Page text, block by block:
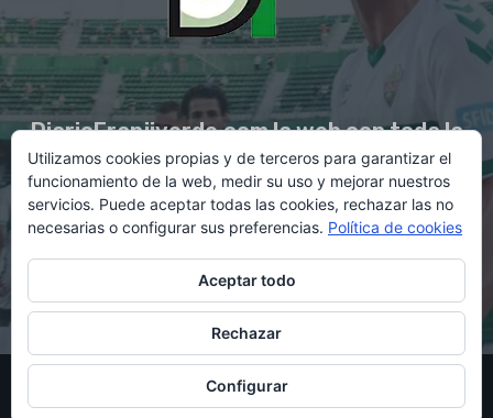
DiarioFranjiverde.com la web con toda la
información del Elche C.F.
Contacto en:diario@franjiverde.com
© Copyright 2021 - Gestión y diseño por Rubén Maestre
Política de cookies Política de privacidad
Utilizamos cookies propias y de terceros para garantizar el
funcionamiento de la web, medir su uso y mejorar nuestros
servicios. Puede aceptar todas las cookies, rechazar las no
necesarias o configurar sus preferencias. Política de cookies
Aceptar todo
Rechazar
Configurar